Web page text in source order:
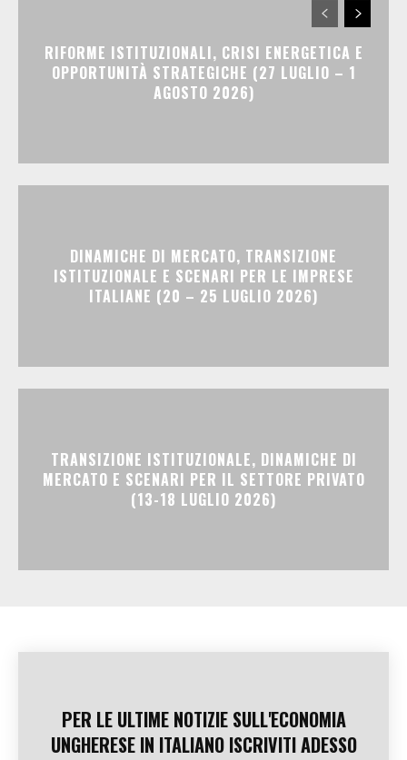
RIFORME ISTITUZIONALI, CRISI ENERGETICA E
OPPORTUNITÀ STRATEGICHE (27 LUGLIO – 1
AGOSTO 2026)
DINAMICHE DI MERCATO, TRANSIZIONE
ISTITUZIONALE E SCENARI PER LE IMPRESE
ITALIANE (20 – 25 LUGLIO 2026)
TRANSIZIONE ISTITUZIONALE, DINAMICHE DI
MERCATO E SCENARI PER IL SETTORE PRIVATO
(13-18 LUGLIO 2026)
PER LE ULTIME NOTIZIE SULL'ECONOMIA
UNGHERESE IN ITALIANO ISCRIVITI ADESSO